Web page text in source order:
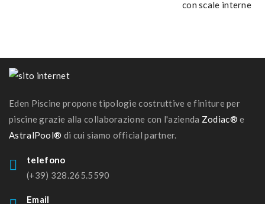
Eden Piscine propone tipologie costruttive e finiture per
piscine grazie alla collaborazione con l'azienda Zodiac® e
AstralPool® di cui siamo official partner.
telefono
(+39) 328.265.5590
Email